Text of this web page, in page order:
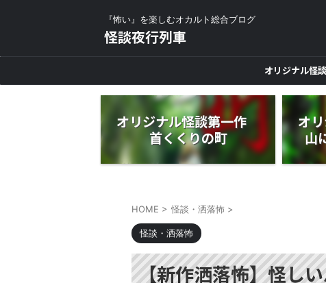
『怖い』を楽しむオカルト総合ブログ
怪談夜行列車
オリジナル怪談
オリジナル怪談第一作
首くくりの町
オ
山
HOME > 怪談・洒落怖 >
怪談・洒落怖
【新作洒落怖】怪し